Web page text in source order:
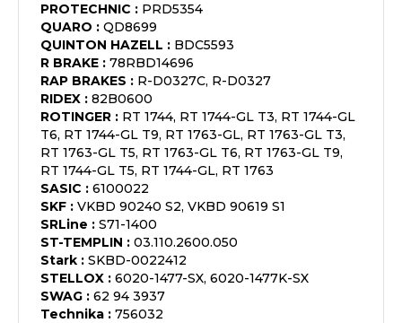
PROTECHNIC : PRD5354
QUARO : QD8699
QUINTON HAZELL : BDC5593
R BRAKE : 78RBD14696
RAP BRAKES : R-D0327C, R-D0327
RIDEX : 82B0600
ROTINGER : RT 1744, RT 1744-GL T3, RT 1744-GL
T6, RT 1744-GL T9, RT 1763-GL, RT 1763-GL T3,
RT 1763-GL T5, RT 1763-GL T6, RT 1763-GL T9,
RT 1744-GL T5, RT 1744-GL, RT 1763
SASIC : 6100022
SKF : VKBD 90240 S2, VKBD 90619 S1
SRLine : S71-1400
ST-TEMPLIN : 03.110.2600.050
Stark : SKBD-0022412
STELLOX : 6020-1477-SX, 6020-1477K-SX
SWAG : 62 94 3937
Technika : 756032